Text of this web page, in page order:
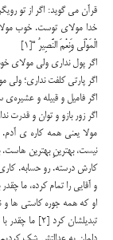
قرآن می گوید: اگر از تو
خدا مولای توست. خوب
الْمَوْلَى وَنِعْمَ النَّصِیرُ “[۱]
اگر پول نداری ولی مولای
اگر پارتی کلفت نداری؛ ولی
اگر فامیل و قبیله و
اگر زور بازو و توان و قدرت
مولا یعنی همه‌ کاره ی آدم.
نیست، بهترینِ بهترین هاست.
کارش درسته. رو حسابه.
و آقایی را تمام کرده، ما
او که همه جوره کاستی ها و
تبدیلشان